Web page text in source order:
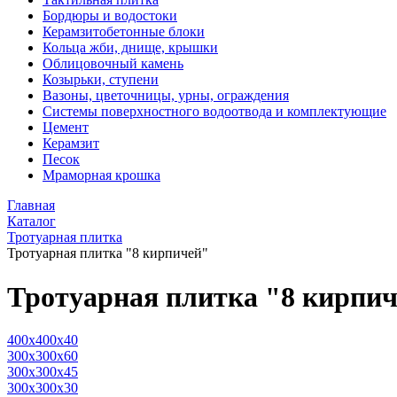
Бордюры и водостоки
Керамзитобетонные блоки
Кольца жби, днище, крышки
Облицовочный камень
Козырьки, ступени
Вазоны, цветочницы, урны, ограждения
Системы поверхностного водоотвода и комплектующие
Цемент
Керамзит
Песок
Мраморная крошка
Главная
Каталог
Тротуарная плитка
Тротуарная плитка "8 кирпичей"
Тротуарная плитка "8
400x400x40
300x300x60
300x300x45
300x300x30